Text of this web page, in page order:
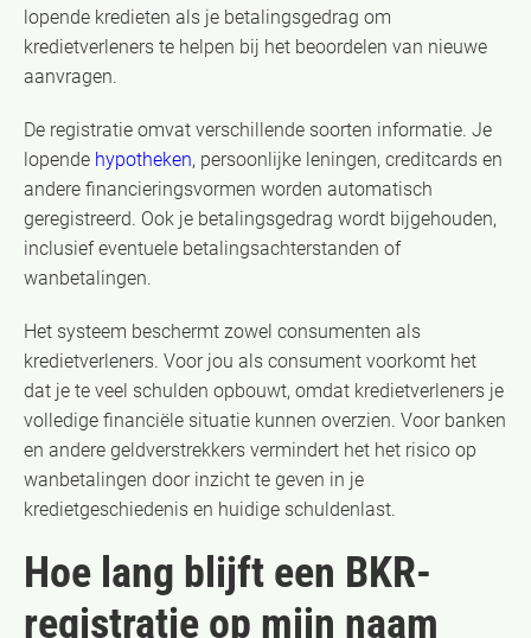
lopende kredieten als je betalingsgedrag om
kredietverleners te helpen bij het beoordelen van nieuwe
aanvragen.
De registratie omvat verschillende soorten informatie. Je
lopende hypotheken, persoonlijke leningen, creditcards en
andere financieringsvormen worden automatisch
geregistreerd. Ook je betalingsgedrag wordt bijgehouden,
inclusief eventuele betalingsachterstanden of
wanbetalingen.
Het systeem beschermt zowel consumenten als
kredietverleners. Voor jou als consument voorkomt het
dat je te veel schulden opbouwt, omdat kredietverleners je
volledige financiële situatie kunnen overzien. Voor banken
en andere geldverstrekkers vermindert het het risico op
wanbetalingen door inzicht te geven in je
kredietgeschiedenis en huidige schuldenlast.
Hoe lang blijft een BKR-
registratie op mijn naam